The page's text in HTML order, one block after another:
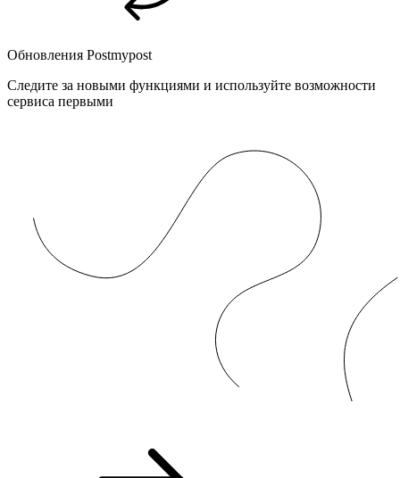
Обновления Postmypost
Следите за новыми функциями и используйте возможности
сервиса первыми